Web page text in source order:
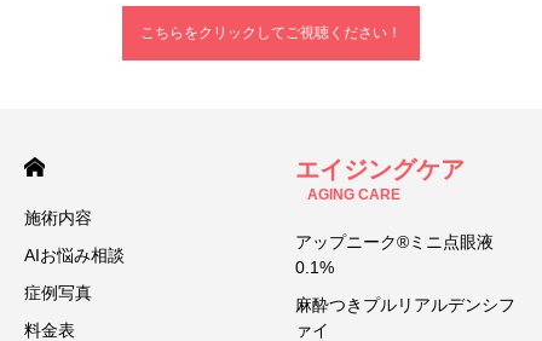
こちらをクリックしてご視聴ください！
施術内容
AIお悩み相談
症例写真
料金表
エイジングケア
AGING CARE
アップニーク®ミニ点眼液
0.1%
麻酔つきプルリアルデンシフ
ァイ